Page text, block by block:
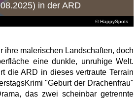
© HappySpots
in der ARD
ihre malerischen Landschaften, doch
eine dunkle, unruhige Welt.
die ARD in dieses vertraute Terrain
"Geburt der Drachenfrau"
das zwei scheinbar getrennte